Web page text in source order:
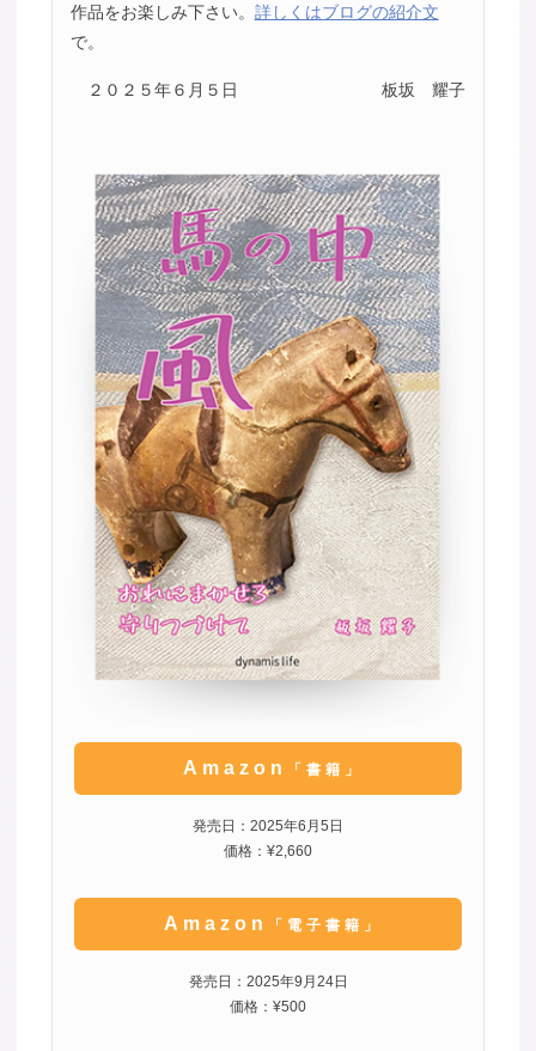
作品をお楽しみ下さい。 詳しくはブログの紹介文
で。
２０２５年６月５日 板坂 耀子
Amazon 「書籍」
発売日：2025年6月5日
価格：¥2,660
Amazon 「電子書籍」
発売日：2025年9月24日
価格：¥500